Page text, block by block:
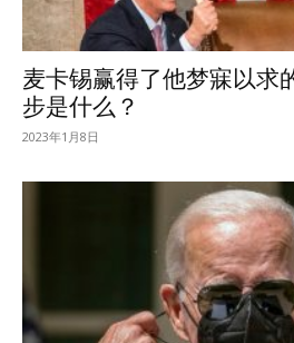
麦卡锡赢得了他梦寐以求
步是什么？
2023年1月8日